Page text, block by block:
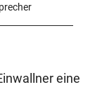
eine